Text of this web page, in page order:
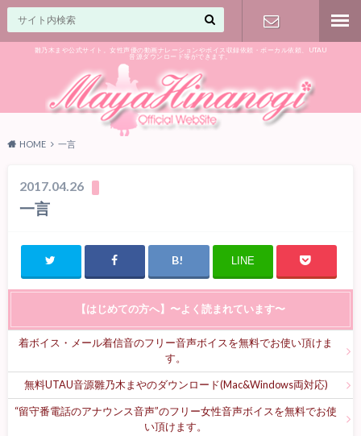
雛乃木まや公式サイト。女性声優の動画ナレーションやボイス収録依頼・ボーカル依頼、UTAU
音源ダウンロード等ができます。
気軽に♪
HOME 一言
2017.04.26
一言
LINE
【はじめての方へ】〜よく読まれています〜
着ボイス・メール着信音のフリー音声ボイスを無料でお使い頂けま
す。
無料UTAU音源雛乃木まやのダウンロード(Mac&Windows両対応)
“留守番電話のアナウンス音声”のフリー女性音声ボイスを無料でお使
い頂けます。